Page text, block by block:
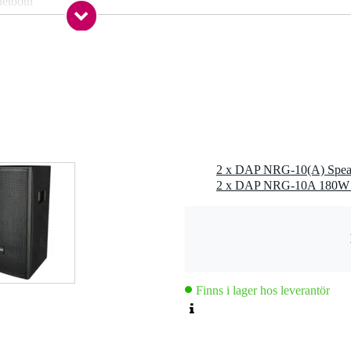
line out (XLR), balanced mix out (XLR)
- 20,9 kHz
DSP presets
2 x DAP NRG-10(A)
Finns i lager hos leverantör